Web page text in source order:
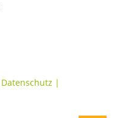
Datenschutz |